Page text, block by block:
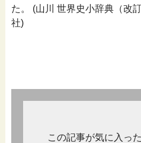
た。 (山川 世界史小辞典（改
社)
この記事が気に入っ